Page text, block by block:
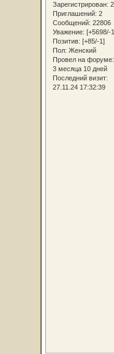
Зарегистрирован:
Приглашений: 2
Сообщений: 22806
Уважение: [+5698/-
Позитив: [+85/-1]
Пол: Женский
Провел на форуме:
3 месяца 10 дней
Последний визит:
27.11.24 17:32:39